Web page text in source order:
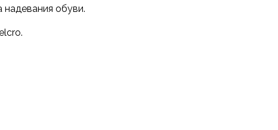
обуви.